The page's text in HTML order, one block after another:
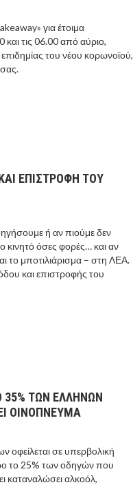
για έτοιμα
τις 06.00 από αύριο,
του νέου κορωνοϊού,
ΕΠΙΣΤΡΟΦH ΤΟΥ
ή αν πιούμε δεν
κινητό όσες φορές… και αν
το μποτιλιάρισμα – στη ΛΕΑ.
και επιστροφής του
35% ΤΩΝ ΕΛΛΗΝΩΝ
ΟΙΝΟΠΝΕΥΜΑ
οφείλεται σε υπερβολική
το 25% των οδηγών που
καταναλώσει αλκοόλ,